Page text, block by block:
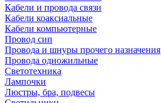
Кабели и провода связи
Кабели коаксиальные
Кабели компьютерные
Провод сип
Провода и шнуры прочего назначения
Провода одножильные
Светотехника
Лампочки
Люстры, бра, подвесы